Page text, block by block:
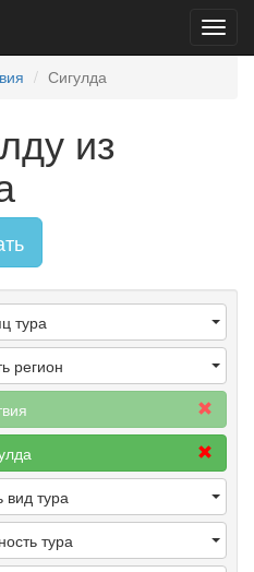
Сигулда
из
тура
регион
вид тура
тура